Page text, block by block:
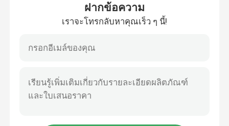
รถยนต์ไฟฟ้าบีวายดี
ฝากข้อความ
เราจะโทรกลับหาคุณเร็ว ๆ นี้!